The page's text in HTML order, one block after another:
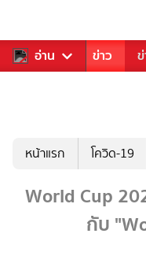
อ่าน
คุณ กีฬา ข่าว
หน้าแรก โควิด-19
World Cup
กับ